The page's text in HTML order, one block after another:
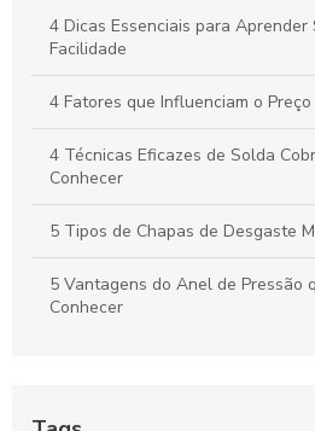
4 Dicas Essenciais para Aprender
Facilidade
4 Fatores que Influenciam o
4 Técnicas Eficazes de Solda
Conhecer
5 Tipos de Chapas de Desgaste
5 Vantagens do Anel de Pressão
Conhecer